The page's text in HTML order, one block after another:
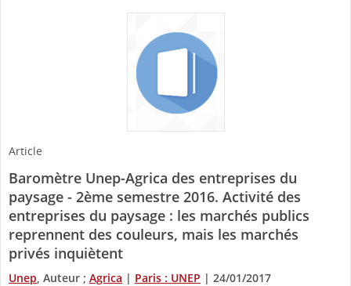
Article
Baromètre Unep-Agrica des entreprises du
paysage - 2ème semestre 2016. Activité des
entreprises du paysage : les marchés publics
reprennent des couleurs, mais les marchés
privés inquiètent
Unep , Auteur ; Agrica | Paris : UNEP | 24/01/2017